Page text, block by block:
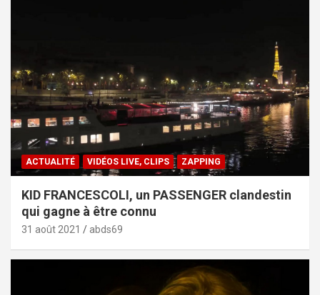
ACTUALITÉ VIDÉOS LIVE, CLIPS ZAPPING
KID FRANCESCOLI, un PASSENGER clandestin
qui gagne à être connu
31 août 2021 abds69